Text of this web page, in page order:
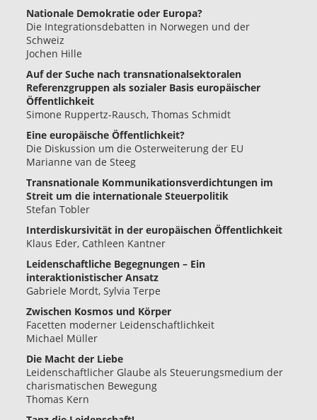
Nationale Demokratie oder Europa?
Die Integrationsdebatten in Norwegen und der
Schweiz
Jochen Hille
Auf der Suche nach transnationalsektoralen
Referenzgruppen als sozialer Basis europäischer
Öffentlichkeit
Simone Ruppertz-Rausch, Thomas Schmidt
Eine europäische Öffentlichkeit?
Die Diskussion um die Osterweiterung der EU
Marianne van de Steeg
Transnationale Kommunikationsverdichtungen im
Streit um die internationale Steuerpolitik
Stefan Tobler
Interdiskursivität in der europäischen Öffentlichkeit
Klaus Eder, Cathleen Kantner
Leidenschaftliche Begegnungen – Ein
interaktionistischer Ansatz
Gabriele Mordt, Sylvia Terpe
Zwischen Kosmos und Körper
Facetten moderner Leidenschaftlichkeit
Michael Müller
Die Macht der Liebe
Leidenschaftlicher Glaube als Steuerungsmedium der
charismatischen Bewegung
Thomas Kern